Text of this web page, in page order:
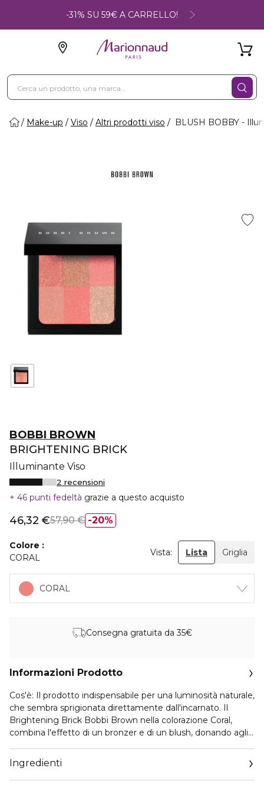
-31% SU 59€ A CARRELLO!
Make-up Viso Altri prodotti viso BLUSH BOBBY -
BOBBI BROWN
BRIGHTENING BRICK
Illuminante Viso
2 recensioni
46 punti fedeltà grazie a questo acquisto
20%
46,32 €57,90 €
Colore
CORAL
Vista: Lista Griglia
CORAL
Consegna gratuita da 35€
Informazioni Prodotto
Cos'è: Il prodotto indispensabile per una luminosità naturale,
che sembra sprigionata direttamente dall'incarnato. Il
Brightening Brick Bobbi Brown nella colorazione Coral,
combina l'effetto di un bronzer e di un blush, donando agli
consigliato: chiunque abbia un incarnato medio e sia alla
ricerca di un prodotto che conferisca alla pelle un tocco di
calore, colore e radiosità in un'unica cialda. Cos'ha di
Ingredienti